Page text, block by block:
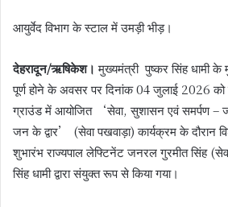
आयुर्वेद विभाग के स्टाल में उमड़ी भीड़।
देहरादून/ऋषिकेश। मुख्यमंत्री पुष्कर सिंह धामी के
पूर्ण होने के अवसर पर दिनांक 04 जुलाई 2026
ग्राउंड में आयोजित ‘सेवा, सुशासन एवं समर्पण
जन के द्वार’ (सेवा पखवाड़ा) कार्यक्रम के दौरान
शुभारंभ राज्यपाल लेफ्टिनेंट जनरल गुरमीत सिंह
सिंह धामी द्वारा संयुक्त रूप से किया गया।